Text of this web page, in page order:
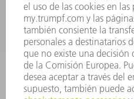
+34 91
Lunes a
Viernes